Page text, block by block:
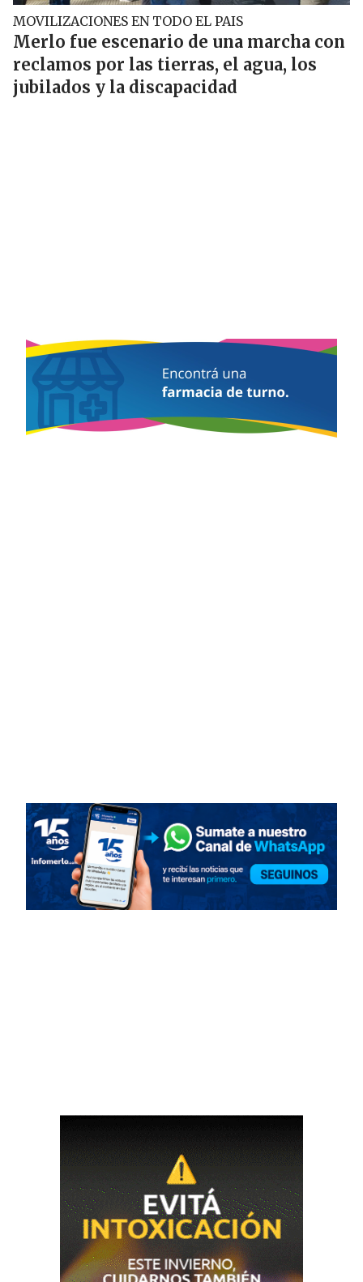
MOVILIZACIONES EN TODO EL PAIS
Merlo fue escenario de una marcha con
reclamos por las tierras, el agua, los
jubilados y la discapacidad